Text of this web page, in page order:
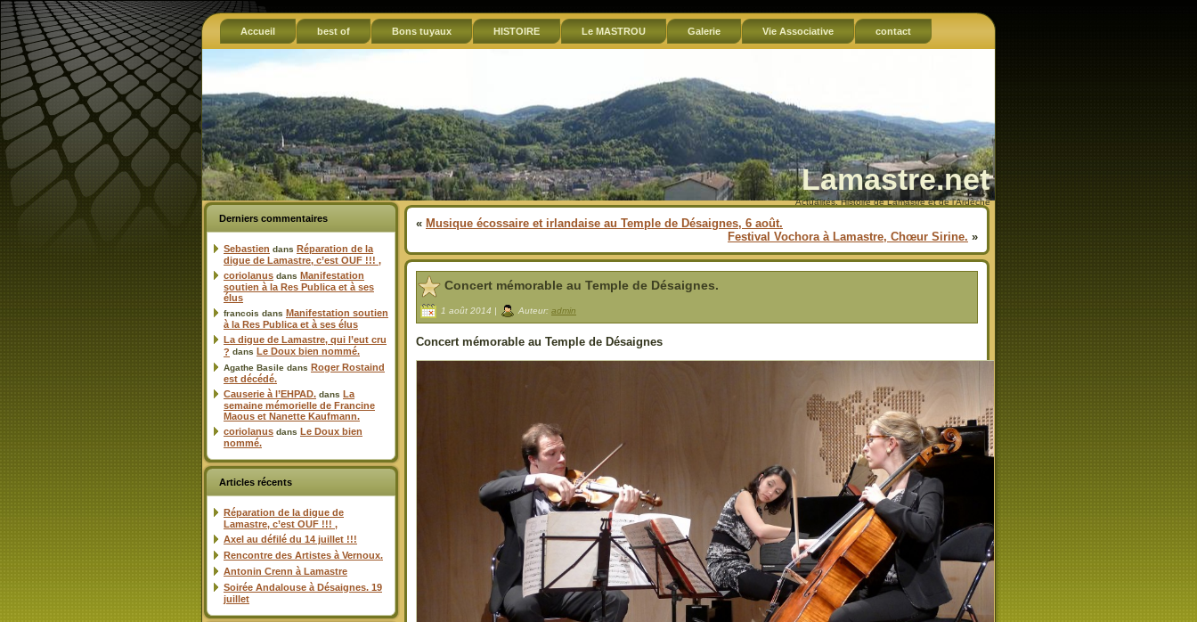
Accueil best of Bons tuyaux HISTOIRE Le MASTROU Galerie Vie Associative contact
Lamastre.net
Actualités, Histoire de Lamastre et de l'Ardèche
Derniers commentaires
Sebastien dans Réparation de la
digue de Lamastre, c’est OUF !!! ,
coriolanus dans Manifestation
soutien à la Res Publica et à ses
élus
francois dans Manifestation soutien
à la Res Publica et à ses élus
La digue de Lamastre, qui l’eut cru
? dans Le Doux bien nommé.
Agathe Basile dans Roger Rostaind
est décédé.
Causerie à l’EHPAD. dans La
semaine mémorielle de Francine
Maous et Nanette Kaufmann.
coriolanus dans Le Doux bien
nommé.
Articles récents
Réparation de la digue de
Lamastre, c’est OUF !!! ,
Axel au défilé du 14 juillet !!!
Rencontre des Artistes à Vernoux.
Antonin Crenn à Lamastre
Soirée Andalouse à Désaignes. 19
juillet
« Musique écossaire et irlandaise au Temple de Désaignes, 6 août.
Festival Vochora à Lamastre, Chœur Sirine. »
Concert mémorable au Temple de Désaignes.
1 août 2014 | Auteur: admin
Concert mémorable au Temple de Désaignes